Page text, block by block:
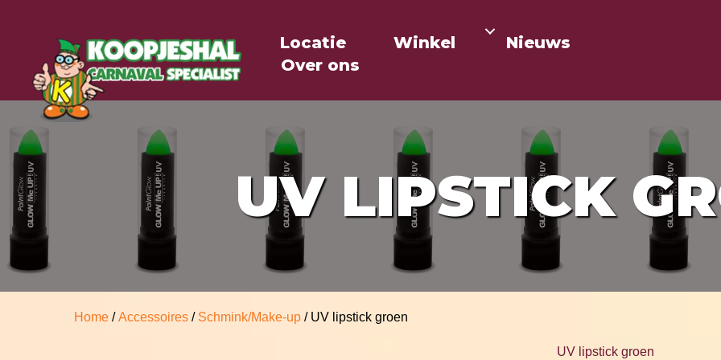
Locatie Winkel
Nieuws
Over ons
UV LIPSTICK
Home /Accessoires / Schmink/Make-up / UV lipstick groen
UV lipstick groen